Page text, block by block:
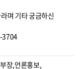
며 기타 궁금하신
3704
장,언론홍보,